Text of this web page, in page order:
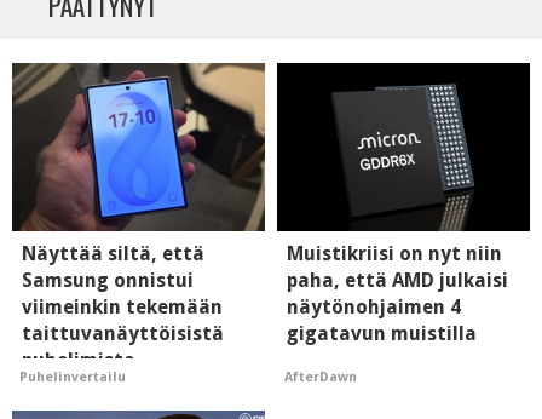
Näyttää siltä, että
Samsung onnistui
viimeinkin tekemään
taittuvanäyttöisistä
puhelimista
supersuosittuja
Puhelinvertailu
Muistikriisi on nyt niin
paha, että AMD julkaisi
näytönohjaimen 4
gigatavun muistilla
AfterDawn